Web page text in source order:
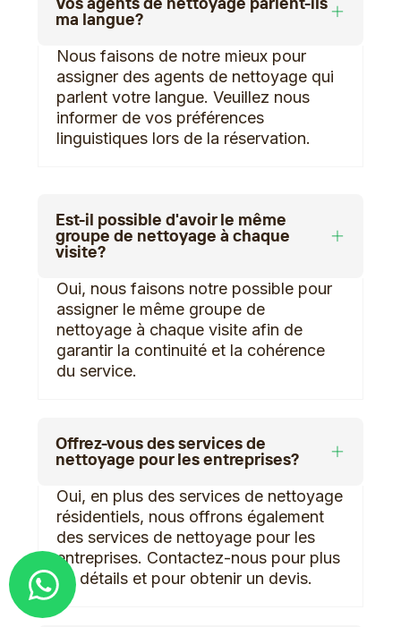
ma langue?
Nous faisons de notre mieux pour
assigner des agents de nettoyage qui
parlent votre langue. Veuillez nous
informer de vos préférences
linguistiques lors de la réservation.
Est-il possible d'avoir le même
groupe de nettoyage à chaque
visite?
Oui, nous faisons notre possible pour
assigner le même groupe de
nettoyage à chaque visite afin de
garantir la continuité et la cohérence
du service.
Offrez-vous des services de
nettoyage pour les entreprises?
Oui, en plus des services de nettoyage
résidentiels, nous offrons également
des services de nettoyage pour les
entreprises. Contactez-nous pour plus
de détails et pour obtenir un devis.
Demander un devis